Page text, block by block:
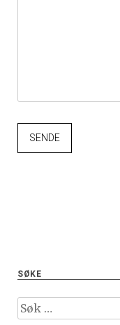
SØKE
Leit
etter: